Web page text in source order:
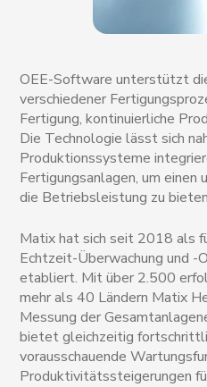
OEE-Software unterstützt
verschiedener
Fertigung, kontinuierliche
Die Technologie lässt sich
Produktionssysteme
Fertigungsanlagen, um einen
die Betriebsleistung zu
Matix hat sich seit 2018 als
Echtzeit-Überwachung und -
etabliert. Mit über 2.500
mehr als 40 Ländern Matix
Messung der
bietet gleichzeitig
vorausschauende
Produktivitätssteigerungen